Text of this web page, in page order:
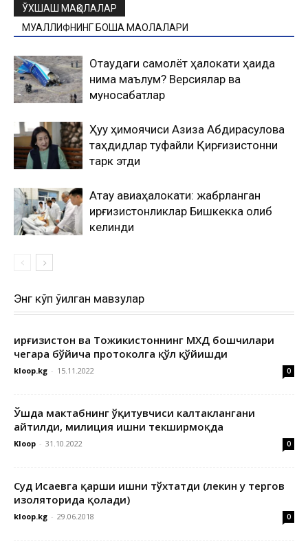
ЎХШАШ МАҚОЛАЛАР
МУАЛЛИФНИНГ БОШҚА МАҚОЛАЛАРИ
Оқтаудаги самолёт ҳалокати ҳақида
нима маълум? Версиялар ва
муносабатлар
Ҳуқуқ ҳимоячиси Азиза Абдирасулова
таҳдидлар туфайли Қирғизистонни
тарк этди
Ақтау авиаҳалокати: жабрланган
қирғизистонликлар Бишкекка олиб
келинди
Энг кўп ўқилган мавзулар
Қирғизистон ва Тожикистоннинг МХДҚ бошчилари
чегара бўйича протоколга қўл қўйишди
kloop.kg - 15.11.2022 0
Ўшда мактабнинг ўқитувчиси калтаклангани
айтилди, милиция ишни текширмоқда
Kloop - 31.10.2022 0
Суд Исаевга қарши ишни тўхтатди (лекин у тергов
изоляторида қолади)
kloop.kg - 29.06.2018 0